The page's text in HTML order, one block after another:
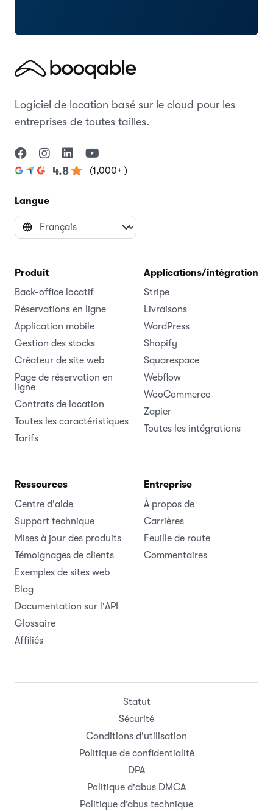
Logiciel de location basé sur le cloud pour les
entreprises de toutes tailles.
4.8 (1,000+ )
Langue
Produit
Back-office locatif
Réservations en ligne
Application mobile
Gestion des stocks
Créateur de site web
Page de réservation en
ligne
Contrats de location
Toutes les caractéristiques
Tarifs
Applications/intégrations
Stripe
Livraisons
WordPress
Shopify
Squarespace
Webflow
WooCommerce
Zapier
Toutes les intégrations
Ressources
Centre d'aide
Support technique
Mises à jour des produits
Témoignages de clients
Exemples de sites web
Blog
Documentation sur l'API
Glossaire
Affiliés
Entreprise
À propos de
Carrières
Feuille de route
Commentaires
Statut
Sécurité
Conditions d'utilisation
Politique de confidentialité
DPA
Politique d'abus DMCA
Politique d’abus technique